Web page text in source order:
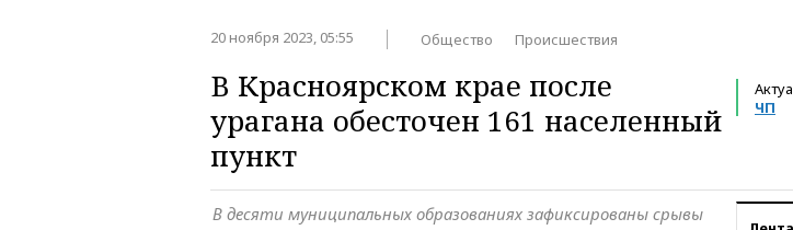
20 ноября 2023, 05:55 Общество Происшествия
ЧП
В Красноярском крае после
урагана обесточен 161 населенный
пункт
В десяти муниципальных образованиях зафиксированы срывы